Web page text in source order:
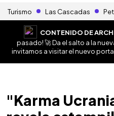
Turismo Las Cascadas
CONTENIDO DE
pasado! 🚀 Da el salto a la
invitamos a visitar el nuevo
"Karma